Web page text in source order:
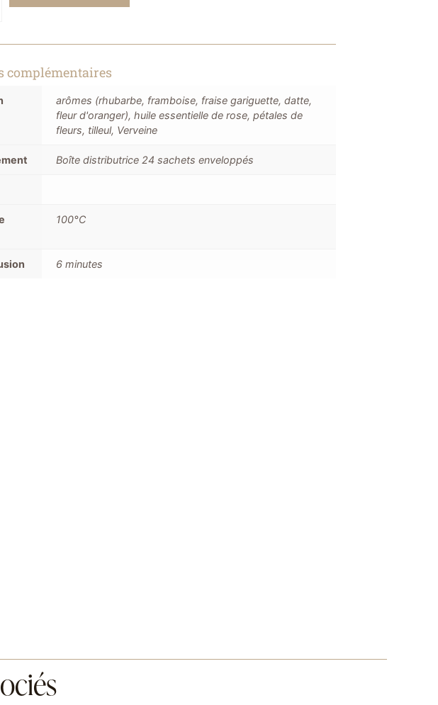
complémentaires
arômes (rhubarbe, framboise, fraise gariguette, datte,
fleur d'oranger), huile essentielle de rose, pétales de
fleurs, tilleul, Verveine
Boîte distributrice 24 sachets enveloppés
100°C
6 minutes